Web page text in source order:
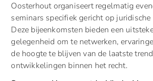
Oosterhout organiseert regelmatig
seminars specifiek gericht op
Deze bijeenkomsten bieden een
gelegenheid om te netwerken,
de hoogte te blijven van de laatste
ontwikkelingen binnen het recht.